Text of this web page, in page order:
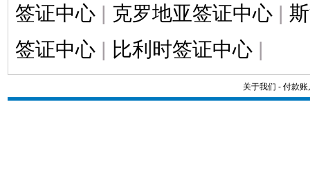
签证中心 | 克罗地亚签证中心 |
签证中心 | 比利时签证中心 |
关于我们 - 付款账